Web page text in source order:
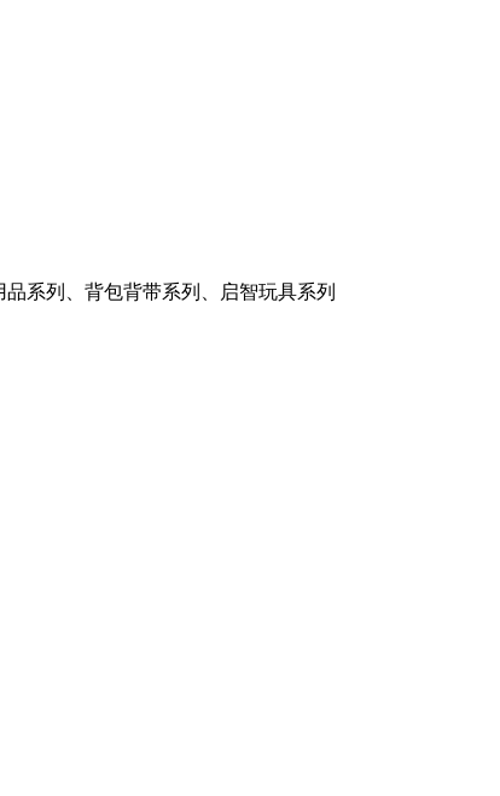
系列、背包背带系列、启智玩具系列